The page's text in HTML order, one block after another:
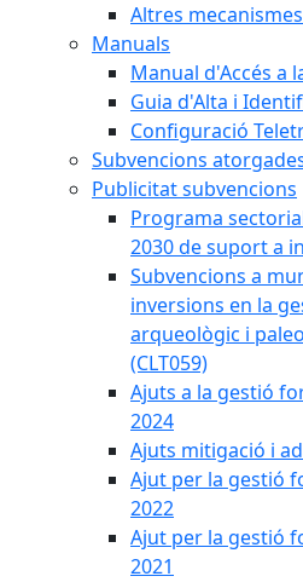
Altres
Manuals
Manual d'Accés a
Guia d'Alta i
Configuració
Subvencions
Publicitat subvencions
Programa
2030 de suport a
Subvencions a
inversions en la
arqueològic i
(CLT059)
Ajuts a la gestió
2024
Ajuts mitigació i
Ajut per la gestió
2022
Ajut per la gestió
2021